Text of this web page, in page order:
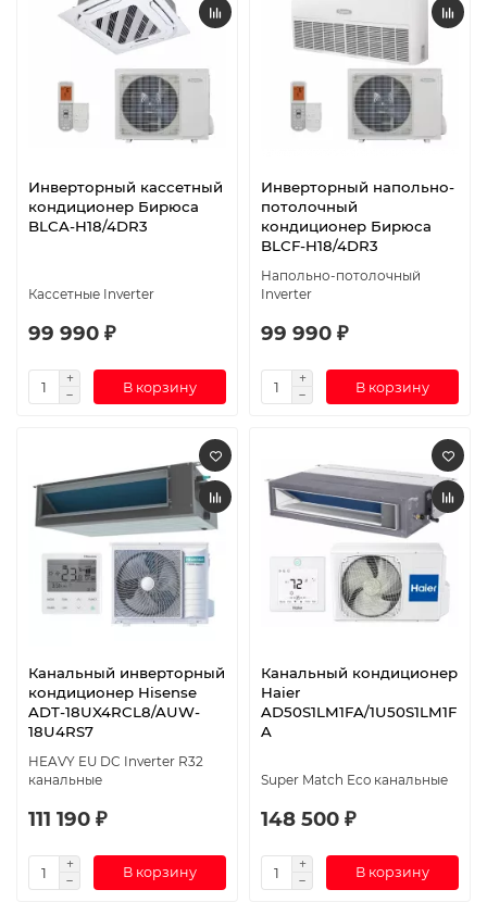
Инверторный кассетный
кондиционер Бирюса
BLCA-H18/4DR3
Кассетные Inverter
99 990 ₽
В корзину
Инверторный напольно-
потолочный
кондиционер Бирюса
BLCF-H18/4DR3
Напольно-потолочный
Inverter
99 990 ₽
В корзину
Канальный инверторный
кондиционер Hisense
ADT-18UX4RCL8/AUW-
18U4RS7
HEAVY EU DC Inverter R32
канальные
111 190 ₽
В корзину
Канальный кондиционер
Haier
AD50S1LM1FA/1U50S1LM1F
A
Super Match Eco канальные
148 500 ₽
В корзину